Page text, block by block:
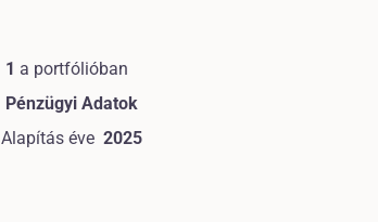
1 a portfólióban
Pénzügyi Adatok
Alapítás éve 2025